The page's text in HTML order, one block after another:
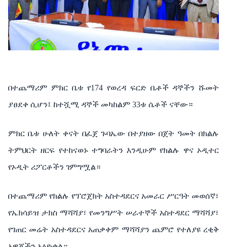
በተጨማሪም ምክር ቤቱ የ174 የወረዳ ፍርድ ቤቶች ዳኞችን ሹመት
ያፀደቀ ሲሆን፤ ከተሿሚ ዳኞች መካከልም 33ቱ ሴቶች ናቸው።
ምክር ቤቱ ሁለት ቀናት በፈጀ ጉባኤው በተያዘው በጀት ዓመት በክልሉ
ትምህርት ዘርፍ የተከናወኑ ተግባራትን እንዲሁም የክልሉ ዋና ኦዲተር
የኦዲት ሪፖርቶችን ገምግሟል።
በተጨማሪም የክልሉ የፕሮጀክት አስተዳደርና አመራር ሥርዓት መወሰኛ፣
የኤክሳይዝ ታክስ ማሻሻያ፣ የመንግሥት ሠራተኞች አስተዳደር ማሻሻያ፣
የገጠር መሬት አስተዳደርና አጠቃቀም ማሻሻያን ጨምሮ የተለያዩ ረቂቅ